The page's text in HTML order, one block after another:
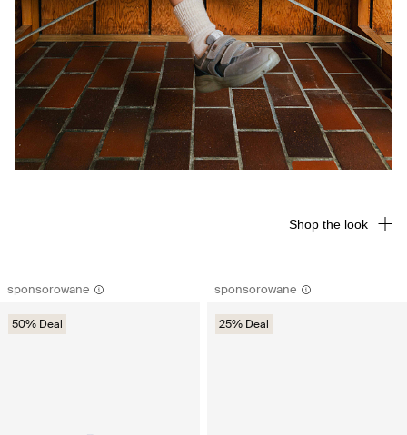
sponsorowane
50% Deal
sponsorowane
25% Deal
Shop the look